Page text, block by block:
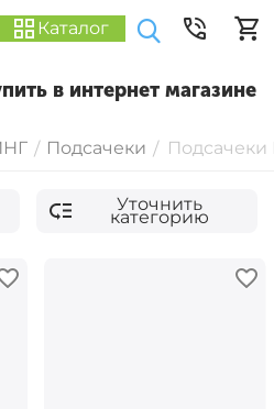
Каталог
в интернет магазине
/ Подсачеки / Подсачеки
Уточнить
категорию